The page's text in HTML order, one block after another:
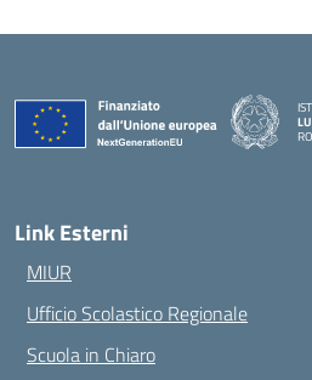
Link Esterni
MIUR
Ufficio Scolastico Regionale
Scuola in Chiaro